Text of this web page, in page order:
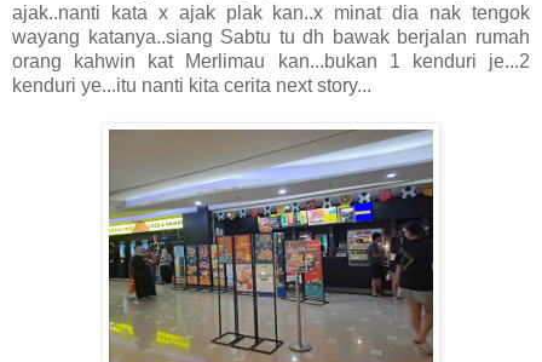
ajak..nanti kata x ajak plak kan..x minat dia nak tengok
wayang katanya..siang Sabtu tu dh bawak berjalan rumah
orang kahwin kat Merlimau kan...bukan 1 kenduri je...2
kenduri ye...itu nanti kita cerita next story...